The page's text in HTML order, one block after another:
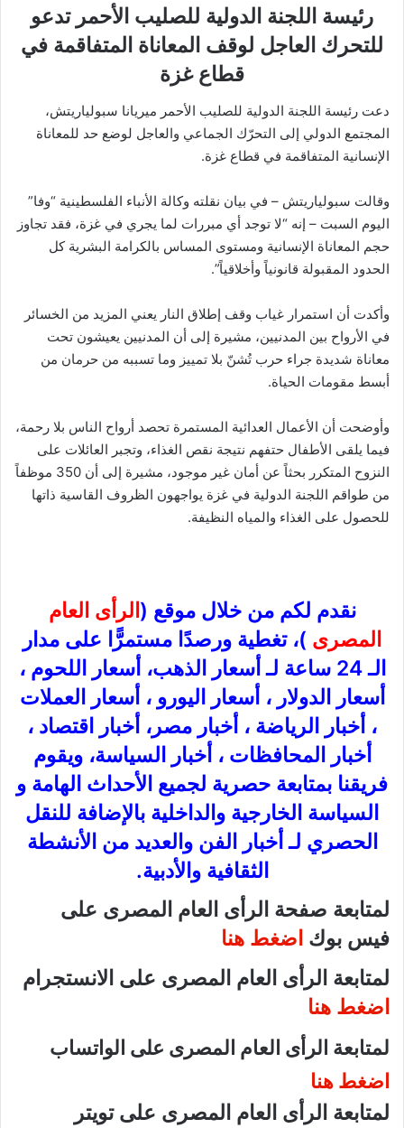
رئيسة اللجنة الدولية للصليب الأحمر تدعو
للتحرك العاجل لوقف المعاناة المتفاقمة في
قطاع غزة
دعت رئيسة اللجنة الدولية للصليب الأحمر ميريانا سبولياريتش،
المجتمع الدولي إلى التحرّك الجماعي والعاجل لوضع حد للمعاناة
الإنسانية المتفاقمة في قطاع غزة.
وقالت سبولياريتش – في بيان نقلته وكالة الأنباء الفلسطينية “وفا”
اليوم السبت – إنه “لا توجد أي مبررات لما يجري في غزة، فقد تجاوز
حجم المعاناة الإنسانية ومستوى المساس بالكرامة البشرية كل
الحدود المقبولة قانونياً وأخلاقياً”.
وأكدت أن استمرار غياب وقف إطلاق النار يعني المزيد من الخسائر
في الأرواح بين المدنيين، مشيرة إلى أن المدنيين يعيشون تحت
معاناة شديدة جراء حرب تُشنّ بلا تمييز وما تسببه من حرمان من
أبسط مقومات الحياة.
وأوضحت أن الأعمال العدائية المستمرة تحصد أرواح الناس بلا رحمة،
فيما يلقى الأطفال حتفهم نتيجة نقص الغذاء، وتجبر العائلات على
النزوح المتكرر بحثاً عن أمان غير موجود، مشيرة إلى أن 350 موظفاً
من طواقم اللجنة الدولية في غزة يواجهون الظروف القاسية ذاتها
للحصول على الغذاء والمياه النظيفة.
نقدم لكم من خلال موقع ( الرأى العام
المصرى )، تغطية ورصدًا مستمرًّا على مدار
الـ 24 ساعة لـ أسعار الذهب، أسعار اللحوم ،
أسعار الدولار ، أسعار اليورو ، أسعار العملات
، أخبار الرياضة ، أخبار مصر، أخبار اقتصاد ،
أخبار المحافظات ، أخبار السياسة، ويقوم
فريقنا بمتابعة حصرية لجميع الأحداث الهامة و
السياسة الخارجية والداخلية بالإضافة للنقل
الحصري لـ أخبار الفن والعديد من الأنشطة
الثقافية والأدبية.
لمتابعة صفحة الرأى العام المصرى على
فيس بوك اضغط هنا
لمتابعة الرأى العام المصرى على الانستجرام
اضغط هنا
لمتابعة الرأى العام المصرى على الواتساب
اضغط هنا
لمتابعة الرأى العام المصرى على تويتر